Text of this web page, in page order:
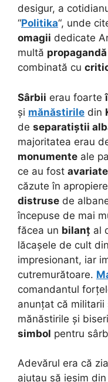
desigur, a
“Politika“, unde
omagii dedicate
multă propagandă
combinată cu
Sârbii erau foarte
și mănăstirile din
de separatiștii
majoritatea erau
monumente ale
ce au fost avariate
căzute în
distruse de
începuse de mai
făcea un bilanț al
lăcașele de cult din
impresionant, iar
cutremurătoare.
comandantul
anunțat că militarii
mănăstirile și
simbol pentru
Adevărul era că
ajutau să ieșim din